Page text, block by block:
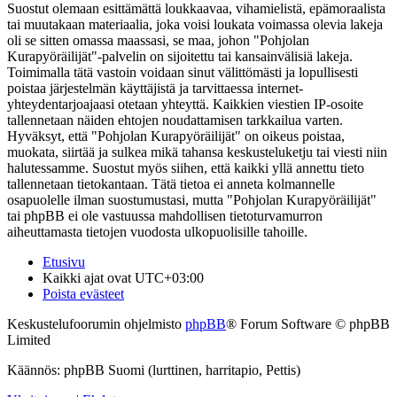
Suostut olemaan esittämättä loukkaavaa, vihamielistä, epämoraalista
tai muutakaan materiaalia, joka voisi loukata voimassa olevia lakeja
oli se sitten omassa maassasi, se maa, johon "Pohjolan
Kurapyöräilijät"-palvelin on sijoitettu tai kansainvälisiä lakeja.
Toimimalla tätä vastoin voidaan sinut välittömästi ja lopullisesti
poistaa järjestelmän käyttäjistä ja tarvittaessa internet-
yhteydentarjoajaasi otetaan yhteyttä. Kaikkien viestien IP-osoite
tallennetaan näiden ehtojen noudattamisen tarkkailua varten.
Hyväksyt, että "Pohjolan Kurapyöräilijät" on oikeus poistaa,
muokata, siirtää ja sulkea mikä tahansa keskusteluketju tai viesti niin
halutessamme. Suostut myös siihen, että kaikki yllä annettu tieto
tallennetaan tietokantaan. Tätä tietoa ei anneta kolmannelle
osapuolelle ilman suostumustasi, mutta "Pohjolan Kurapyöräilijät"
tai phpBB ei ole vastuussa mahdollisen tietoturvamurron
aiheuttamasta tietojen vuodosta ulkopuolisille tahoille.
Etusivu
Kaikki ajat ovat UTC+03:00
Poista evästeet
Keskustelufoorumin ohjelmisto phpBB® Forum Software © phpBB
Limited
Käännös: phpBB Suomi (lurttinen, harritapio, Pettis)